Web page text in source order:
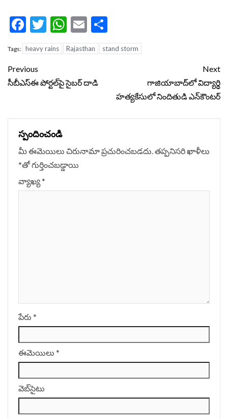
Facebook
Twitter
WhatsApp
Email
Tags: heavy rains Rajasthan stand storm
Continue
Reading
Previous
సీబీఎస్‌ఈ పోర్టల్‌పై సైబర్‌ దాడి
Next
గాజియాబాద్‌లో విద్యార్థి
హత్యకేసులో నిందితుడి ఎన్‌కౌంటర్
స్పందించండి
మీ ఈమెయిలు చిరునామా ప్రచురించబడదు.తప్పనిసరి ఖాళీలు
*‌తో గుర్తించబడ్డాయి
వ్యాఖ్య*
పేరు *
ఈమెయిలు *
వెబ్‌సైటు